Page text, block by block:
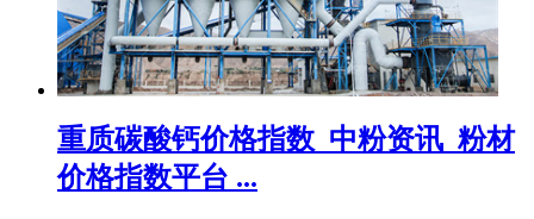
重质碳酸钙价格指数_中粉资讯_粉材
价格指数平台 ...